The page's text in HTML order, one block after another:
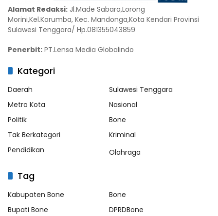
Alamat Redaksi: Jl.Made Sabara,Lorong
Morini,Kel.Korumba, Kec. Mandonga,Kota Kendari Provinsi
Sulawesi Tenggara/ Hp.081355043859
Penerbit: PT.Lensa Media Globalindo
Kategori
Daerah
Sulawesi Tenggara
Metro Kota
Nasional
Politik
Bone
Tak Berkategori
Kriminal
Pendidikan
Olahraga
Tag
Kabupaten Bone
Bone
Bupati Bone
DPRDBone